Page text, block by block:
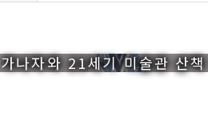
가나자와 21세기 미술관 산